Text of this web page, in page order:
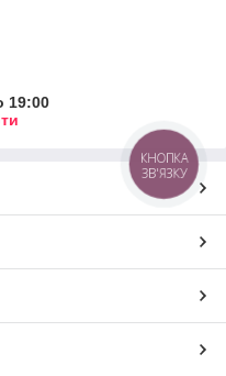
19:00
КНОПКА
ЗВ'ЯЗКУ